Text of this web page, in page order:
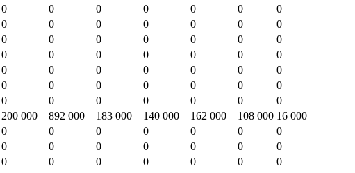
0 0 0 0 0 0
0
0 0 0 0 0 0
0
0 0 0 0 0 0
0
0 0 0 0 0 0
0
0 0 0 0 0 0
0
0 0 0 0 0 0
0
0 0 0 0 0 0
0
200 000 892 000 183 000 140 000 162 000 108 000 16 000
0 0 0 0 0 0
0
0 0 0 0 0 0
0
0 0 0 0 0 0
0